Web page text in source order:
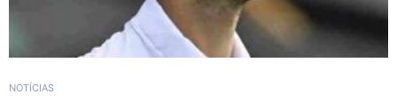
NOTÍCIAS